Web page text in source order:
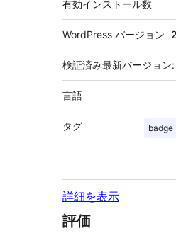
有効インストール数
WordPress バージョン
検証済み最新バージョン:
言語
タグ badge
詳細を表示
評価